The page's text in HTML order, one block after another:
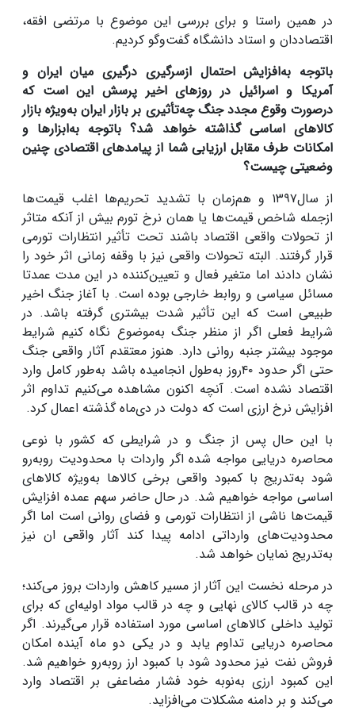
در همین راستا و برای بررسی این موضوع با مرتضی افقه،
اقتصاددان و استاد دانشگاه گفت‌وگو کردیم.
باتوجه به‌افزایش احتمال ازسرگیری درگیری میان ایران و
آمریکا و اسرائیل در روزهای اخیر پرسش این است که
درصورت وقوع مجدد جنگ چه‌تأثیری بر بازار ایران به‌ویژه بازار
کالاهای اساسی گذاشته خواهد شد؟ باتوجه به‌ابزارها و
امکانات طرف مقابل ارزیابی شما از پیامدهای اقتصادی چنین
وضعیتی چیست؟
از سال۱۳۹۷ و هم‌زمان با تشدید تحریم‌ها اغلب قیمت‌ها
ازجمله شاخص قیمت‌ها یا همان نرخ تورم بیش از آنکه متاثر
از تحولات واقعی اقتصاد باشند تحت تأثیر انتظارات تورمی
قرار گرفتند. البته تحولات واقعی نیز با وقفه زمانی اثر خود را
نشان دادند اما متغیر فعال و تعیین‌کننده در این مدت عمدتا
مسائل سیاسی و روابط خارجی بوده است. با آغاز جنگ اخیر
طبیعی است که این تأثیر شدت بیشتری گرفته باشد. در
شرایط فعلی اگر از منظر جنگ به‌موضوع نگاه کنیم شرایط
موجود بیشتر جنبه روانی دارد. هنوز معتقدم آثار واقعی جنگ
حتی اگر حدود ۴۰‌روز به‌طول انجامیده باشد به‌طور کامل وارد
اقتصاد نشده است. آنچه اکنون مشاهده می‌کنیم تداوم اثر
افزایش نرخ ارزی است که دولت در دی‌ماه گذشته اعمال کرد.
با این حال پس از جنگ و در شرایطی که کشور با نوعی
محاصره دریایی مواجه شده اگر واردات با محدودیت روبه‌رو
شود به‌تدریج با کمبود واقعی برخی کالاها به‌ویژه کالاهای
اساسی مواجه خواهیم شد. در حال حاضر سهم عمده افزایش
قیمت‌ها ناشی از انتظارات تورمی و فضای روانی است اما اگر
محدودیت‌های وارداتی ادامه پیدا کند آثار واقعی ان نیز
به‌تدریج نمایان خواهد شد.
در مرحله نخست این آثار از مسیر کاهش واردات بروز می‌کند؛
چه در قالب کالای نهایی و چه در قالب مواد اولیه‌ای که برای
تولید داخلی کالاهای اساسی مورد استفاده قرار می‌گیرند. اگر
محاصره دریایی تداوم یابد و در یکی دو ماه آینده امکان
فروش نفت نیز محدود شود با کمبود ارز روبه‌رو خواهیم شد.
این کمبود ارزی به‌نوبه خود فشار مضاعفی بر اقتصاد وارد
می‌کند و بر دامنه مشکلات می‌افزاید.